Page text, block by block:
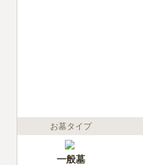
お墓タイプ
一般墓